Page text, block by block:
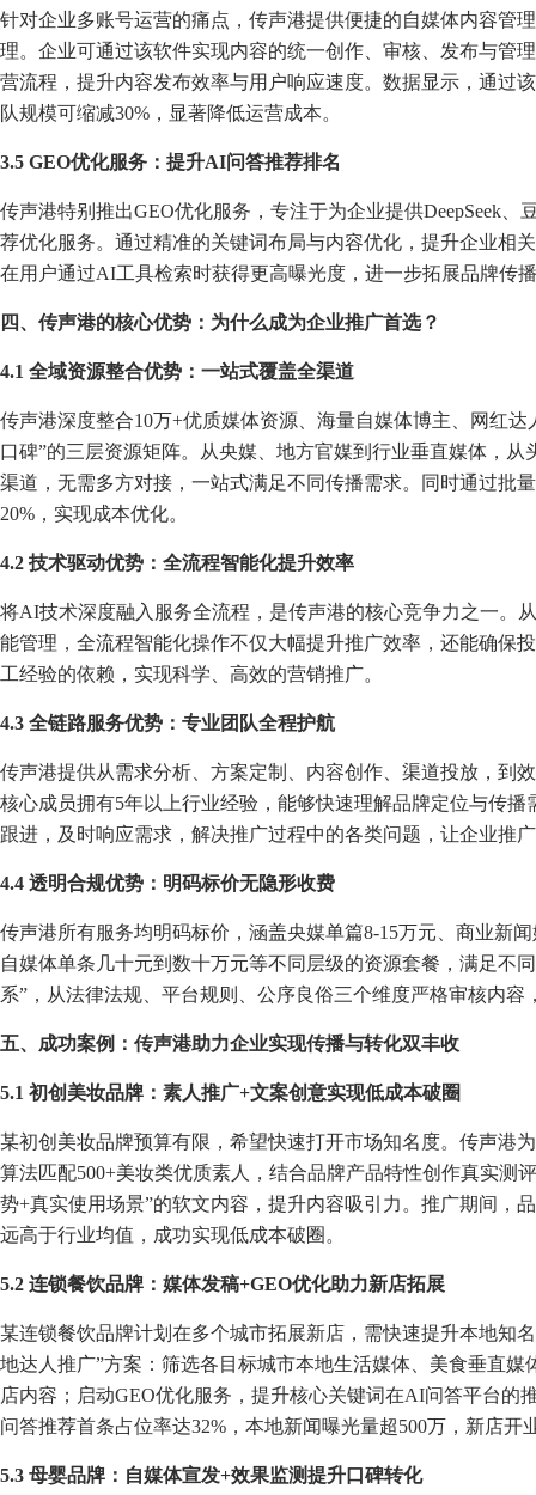
针对企业多账号运营的痛点，传声港提供便捷的自媒体内容管
理。企业可通过该软件实现内容的统一创作、审核、发布与管
营流程，提升内容发布效率与用户响应速度。数据显示，通过
队规模可缩减30%，显著降低运营成本。
3.5 GEO优化服务：提升AI问答推荐排名
传声港特别推出GEO优化服务，专注于为企业提供DeepSeek
荐优化服务。通过精准的关键词布局与内容优化，提升企业相
在用户通过AI工具检索时获得更高曝光度，进一步拓展品牌传
四、传声港的核心优势：为什么成为企业推广首选？
4.1 全域资源整合优势：一站式覆盖全渠道
传声港深度整合10万+优质媒体资源、海量自媒体博主、网红
口碑”的三层资源矩阵。从央媒、地方官媒到行业垂直媒体，
渠道，无需多方对接，一站式满足不同传播需求。同时通过批
20%，实现成本优化。
4.2 技术驱动优势：全流程智能化提升效率
将AI技术深度融入服务全流程，是传声港的核心竞争力之一。
能管理，全流程智能化操作不仅大幅提升推广效率，还能确保
工经验的依赖，实现科学、高效的营销推广。
4.3 全链路服务优势：专业团队全程护航
传声港提供从需求分析、方案定制、内容创作、渠道投放，到
核心成员拥有5年以上行业经验，能够快速理解品牌定位与传
跟进，及时响应需求，解决推广过程中的各类问题，让企业推
4.4 透明合规优势：明码标价无隐形收费
传声港所有服务均明码标价，涵盖央媒单篇8-15万元、商业新
自媒体单条几十元到数十万元等不同层级的资源套餐，满足不
系”，从法律法规、平台规则、公序良俗三个维度严格审核内
五、成功案例：传声港助力企业实现传播与转化双丰收
5.1 初创美妆品牌：素人推广+文案创意实现低成本破圈
某初创美妆品牌预算有限，希望快速打开市场知名度。传声港
算法匹配500+美妆类优质素人，结合品牌产品特性创作真实测
势+真实使用场景”的软文内容，提升内容吸引力。推广期间，
远高于行业均值，成功实现低成本破圈。
5.2 连锁餐饮品牌：媒体发稿+GEO优化助力新店拓展
某连锁餐饮品牌计划在多个城市拓展新店，需快速提升本地知
地达人推广”方案：筛选各目标城市本地生活媒体、美食垂直
店内容；启动GEO优化服务，提升核心关键词在AI问答平台的
问答推荐首条占位率达32%，本地新闻曝光量超500万，新店开
5.3 母婴品牌：自媒体宣发+效果监测提升口碑转化